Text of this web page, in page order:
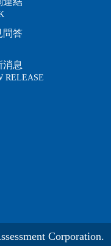
問答
消息
RELEASE
Corporation.